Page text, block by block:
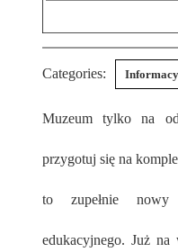
Categories:
Muzeum tylko na odwrót. Odwiedzając Funzeum,
przygotuj się na
to zupełnie
edukacyjnego. Już